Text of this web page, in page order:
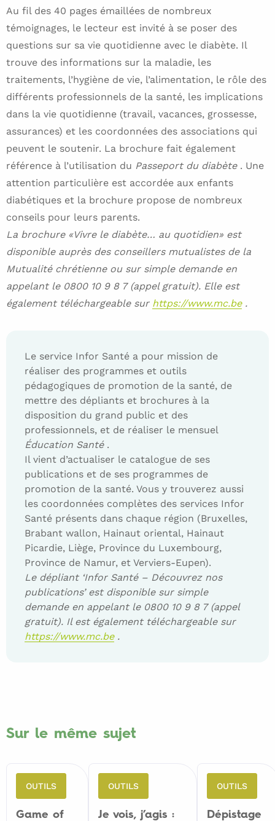
Au fil des 40 pages émaillées de nombreux
témoignages, le lecteur est invité à se poser des
questions sur sa vie quotidienne avec le diabète. Il
trouve des informations sur la maladie, les
traitements, l’hygiène de vie, l’alimentation, le rôle des
différents professionnels de la santé, les implications
dans la vie quotidienne (travail, vacances, grossesse,
assurances) et les coordonnées des associations qui
peuvent le soutenir. La brochure fait également
référence à l’utilisation du Passeport du diabète . Une
attention particulière est accordée aux enfants
diabétiques et la brochure propose de nombreux
conseils pour leurs parents.
La brochure «Vivre le diabète… au quotidien» est
disponible auprès des conseillers mutualistes de la
Mutualité chrétienne ou sur simple demande en
appelant le 0800 10 9 8 7 (appel gratuit). Elle est
également téléchargeable sur https://www.mc.be.
Le service Infor Santé a pour mission de
réaliser des programmes et outils
pédagogiques de promotion de la santé, de
mettre des dépliants et brochures à la
disposition du grand public et des
professionnels, et de réaliser le mensuel
Éducation Santé .
Il vient d’actualiser le catalogue de ses
publications et de ses programmes de
promotion de la santé. Vous y trouverez aussi
les coordonnées complètes des services Infor
Santé présents dans chaque région (Bruxelles,
Brabant wallon, Hainaut oriental, Hainaut
Picardie, Liège, Province du Luxembourg,
Province de Namur, et Verviers-Eupen).
Le dépliant ‘Infor Santé – Découvrez nos
publications’ est disponible sur simple
demande en appelant le 0800 10 9 8 7 (appel
gratuit). Il est également téléchargeable sur
https://www.mc.be.
Sur le même sujet
OUTILS
Game of
OUTILS
Je vois, j’agis :
OUTILS
Dépistage